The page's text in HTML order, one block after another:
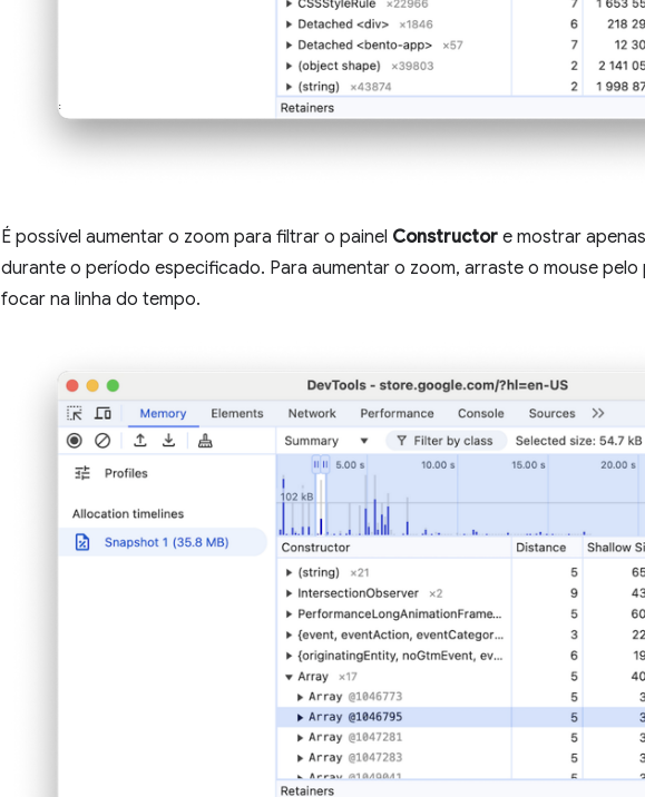
É possível aumentar o zoom para filtrar o painel Constructor e mostrar
durante o período especificado. Para aumentar o zoom, arraste o mouse
focar na linha do tempo.